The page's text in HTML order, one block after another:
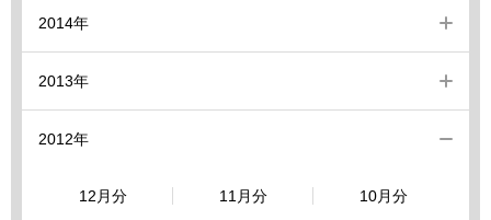
2014年
2013年
2012年
12月分 11月分 10月分